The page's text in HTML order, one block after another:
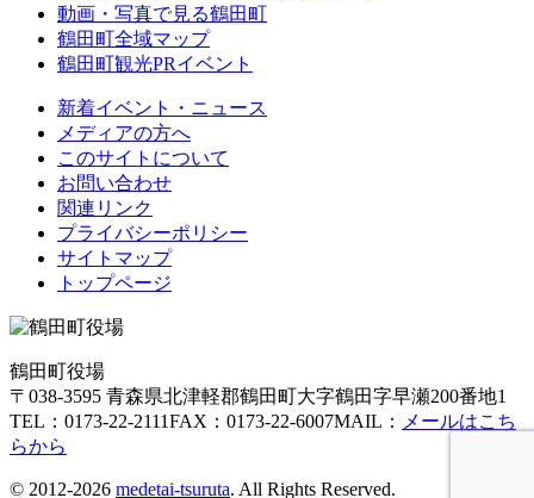
動画・写真で見る鶴田町
鶴田町全域マップ
鶴田町観光PRイベント
新着イベント・ニュース
メディアの方へ
このサイトについて
お問い合わせ
関連リンク
プライバシーポリシー
サイトマップ
トップページ
鶴田町役場
〒038-3595 青森県北津軽郡鶴田町大字鶴田字早瀬200番地1
TEL：0173-22-2111FAX：0173-22-6007MAIL：
メールはこち
らから
© 2012-2026 medetai-tsuruta. All Rights Reserved.